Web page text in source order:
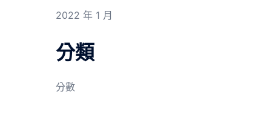
2022 年 1 月
分類
分數